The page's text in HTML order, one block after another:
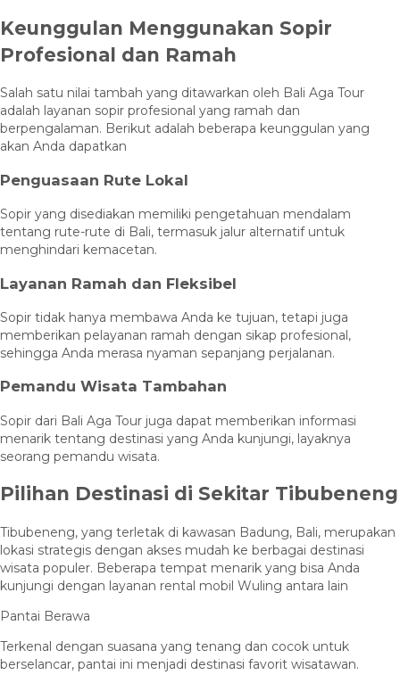
Keunggulan Menggunakan Sopir
Profesional dan Ramah
Salah satu nilai tambah yang ditawarkan oleh Bali Aga Tour
adalah layanan sopir profesional yang ramah dan
berpengalaman. Berikut adalah beberapa keunggulan yang
akan Anda dapatkan
Penguasaan Rute Lokal
Sopir yang disediakan memiliki pengetahuan mendalam
tentang rute-rute di Bali, termasuk jalur alternatif untuk
menghindari kemacetan.
Layanan Ramah dan Fleksibel
Sopir tidak hanya membawa Anda ke tujuan, tetapi juga
memberikan pelayanan ramah dengan sikap profesional,
sehingga Anda merasa nyaman sepanjang perjalanan.
Pemandu Wisata Tambahan
Sopir dari Bali Aga Tour juga dapat memberikan informasi
menarik tentang destinasi yang Anda kunjungi, layaknya
seorang pemandu wisata.
Pilihan Destinasi di Sekitar Tibubeneng
Tibubeneng, yang terletak di kawasan Badung, Bali, merupakan
lokasi strategis dengan akses mudah ke berbagai destinasi
wisata populer. Beberapa tempat menarik yang bisa Anda
kunjungi dengan layanan rental mobil Wuling antara lain
Pantai Berawa
Terkenal dengan suasana yang tenang dan cocok untuk
berselancar, pantai ini menjadi destinasi favorit wisatawan.